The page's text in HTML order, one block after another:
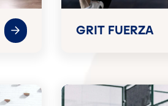
GRIT FUERZA